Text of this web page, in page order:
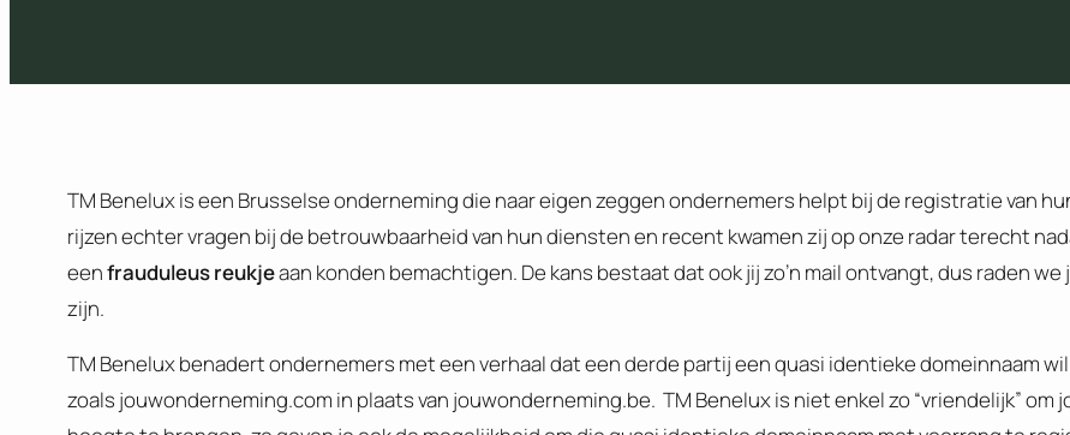
TM Benelux is een Brusselse onderneming die naar eigen zeggen ondernemers helpt bij de registratie van
rijzen echter vragen bij de betrouwbaarheid van hun diensten en recent kwamen zij op onze radar terecht
eenfrauduleus reukjeaan konden bemachtigen. De kans bestaat dat ook jij zo’n mail ontvangt, dus raden we
zijn.
TM Benelux benadert ondernemers met een verhaal dat een derde partij een quasi identieke domeinnaam
zoals jouwonderneming.com in plaats van jouwonderneming.be. TM Benelux is niet enkel zo “vriendelijk” om